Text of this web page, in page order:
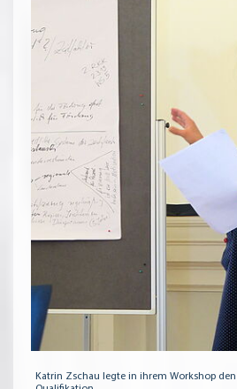
Katrin Zschau legte in ihrem Workshop